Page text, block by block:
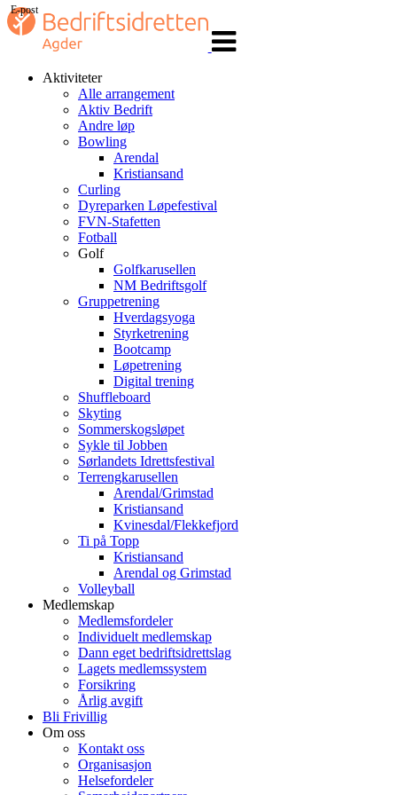
navigasjon
Aktiviteter
Alle arrangement
Aktiv Bedrift
Andre løp
Bowling
Arendal
Kristiansand
Curling
Dyreparken Løpefestival
FVN-Stafetten
Fotball
Golf
Golfkarusellen
NM Bedriftsgolf
Gruppetrening
Hverdagsyoga
Styrketrening
Bootcamp
Løpetrening
Digital trening
Shuffleboard
Skyting
Sommerskogsløpet
Sykle til Jobben
Sørlandets Idrettsfestival
Terrengkarusellen
Arendal/Grimstad
Kristiansand
Kvinesdal/Flekkefjord
Ti på Topp
Kristiansand
Arendal og Grimstad
Volleyball
Medlemskap
Medlemsfordeler
Individuelt medlemskap
Dann eget bedriftsidrettslag
Lagets medlemssystem
Forsikring
Årlig avgift
Bli Frivillig
Om oss
Kontakt oss
Organisasjon
Helsefordeler
E-post